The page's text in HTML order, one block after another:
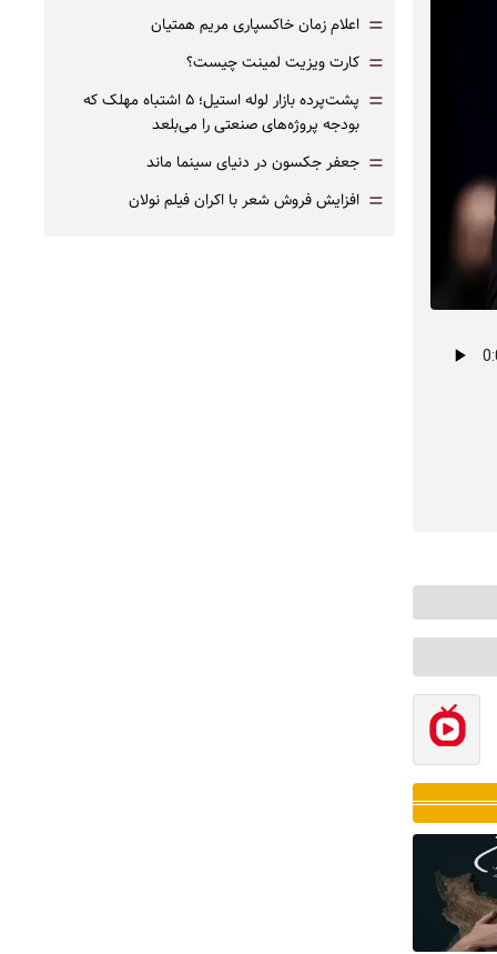
= اعلام زمان خاکسپاری مریم همتیان
= کارت ویزیت لمینت چیست؟
=
پشت‌پرده بازار لوله استیل؛ ۵ اشتباه مهلک که
بودجه پروژه‌های صنعتی را می‌بلعد
= جعفر جکسون در دنیای سینما ماند
= افزایش فروش شعر با اکران فیلم نولان